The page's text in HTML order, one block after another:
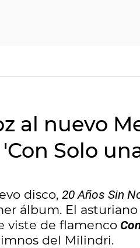
al nuevo
Solo
disco, 20 Años Sin
álbum. El
viste de flamenco
del Milindri.